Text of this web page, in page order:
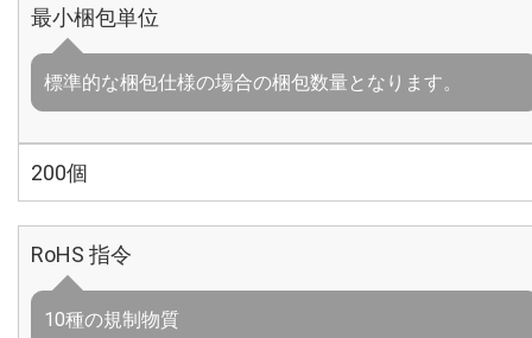
最小梱包単位
標準的な梱包仕様の場合の梱包数量となります。
200個
RoHS 指令
10種の規制物質